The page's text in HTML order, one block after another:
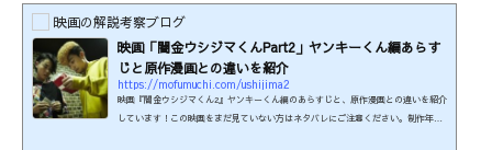
映画の解説考察ブログ
映画「闇金ウシジマくんPart2」ヤンキーくん編あらす
じと原作漫画との違いを紹介
https://mofumuchi.com/ushijima2
映画『闇金ウシジマくん2』ヤンキーくん編のあらすじと、原作漫画との違いを紹介
しています！この映画をまだ見ていない方はネタバレにご注意ください。制作年：2